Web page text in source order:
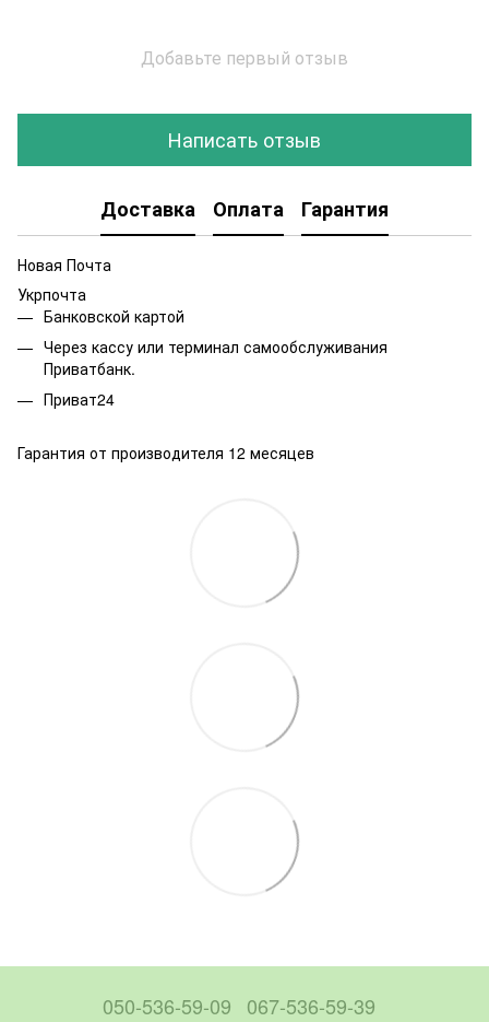
Добавьте первый отзыв
Написать отзыв
Доставка Оплата Гарантия
Новая Почта
Укрпочта
Банковской картой
Через кассу или терминал самообслуживания
Приватбанк.
Приват24
Гарантия от производителя 12 месяцев
050-536-59-09 067-536-59-39